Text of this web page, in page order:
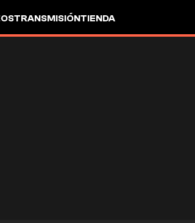
TRANSMISIÓNTIENDA